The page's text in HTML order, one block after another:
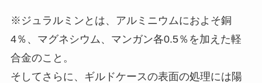
※ジュラルミンとは、アルミニウムにおよそ銅
4％、マグネシウム、マンガン各0.5％を加えた軽
合金のこと。
そしてさらに、ギルドケースの表面の処理には陽